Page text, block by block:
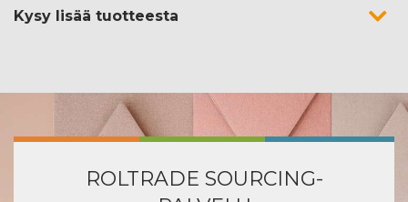
Kysy lisää tuotteesta
ROLTRADE SOURCING-